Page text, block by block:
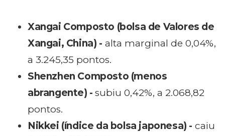
Xangai Composto (bolsa de Valores de
Xangai, China) - alta marginal de 0,04%,
a 3.245,35 pontos.
Shenzhen Composto (menos
abrangente) -subiu 0,42%, a 2.068,82
pontos.
Nikkei (índice da bolsa japonesa) - caiu